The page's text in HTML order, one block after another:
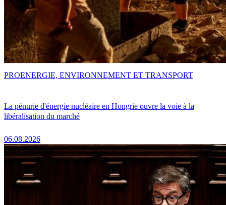
La pénurie d'énergie nucléaire en Hongrie ouvre la voie à la
libéralisation du marché
06.08.2026
PROENERGIE, ENVIRONNEMENT ET TRANSPORT